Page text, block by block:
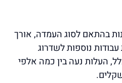
בהתאם לסוג העמדה, אורך
נוספות לשדרוג
העלות נעה בין כמה אלפי